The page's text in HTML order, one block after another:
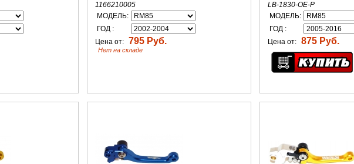
1166210005
МОДЕЛЬ:
ГОД :
Цена от: 795 Руб.
Нет на складе
LB-1830-OE-P
МОДЕЛЬ:
ГОД :
Цена от: 875 Руб.